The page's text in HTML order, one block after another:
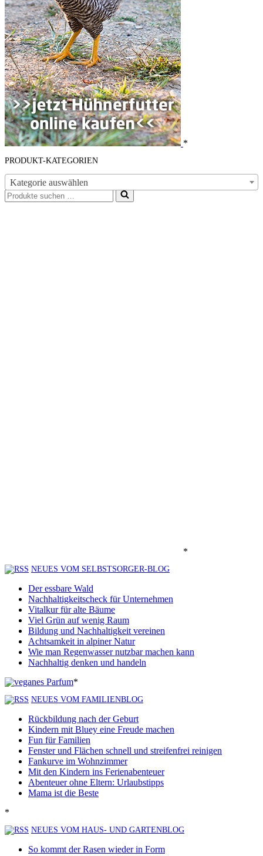
*
PRODUKT-KATEGORIEN
Kategorie auswählen
Suchen
nach …
*
NEUES VOM SELBSTSORGER-BLOG
Der essbare Wald
Nachhaltigkeitscheck für Unternehmen
Vitalkur für alte Bäume
Viel Grün auf wenig Raum
Bildung und Nachhaltigkeit vereinen
Achtsamkeit in alpiner Natur
Wie man Regenwasser nutzbar machen kann
Nachhaltig denken und handeln
*
NEUES VOM FAMILIENBLOG
Rückbildung nach der Geburt
Kindern mit Bluey eine Freude machen
Fun für Familien
Fenster und Flächen schnell und streifenfrei reinigen
Fankurve im Wohnzimmer
Mit den Kindern ins Ferienabenteuer
Abenteuer ohne Eltern: Urlaubstipps
Mama ist die Beste
*
NEUES VOM HAUS- UND GARTENBLOG
So kommt der Rasen wieder in Form